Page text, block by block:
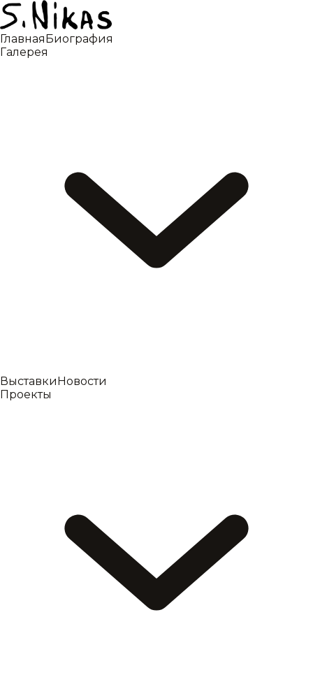
ГлавнаяБиография
Галерея
ВыставкиНовости
Проекты